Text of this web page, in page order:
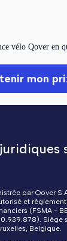
vélo Qover en
mon
par Qover
et
(FSMA -
Siège
Belgique.